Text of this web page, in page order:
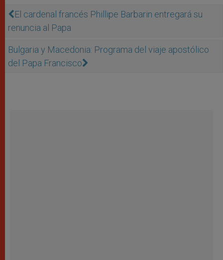
El cardenal francés Phillipe Barbarin entregará su
renuncia al Papa
Bulgaria y Macedonia: Programa del viaje apostólico
del Papa Francisco